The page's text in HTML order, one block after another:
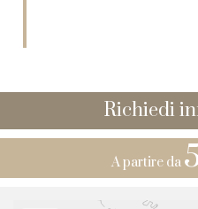
Richiedi
A partire da